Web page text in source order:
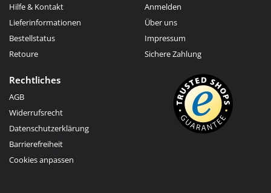
Hilfe & Kontakt
Lieferinformationen
Bestellstatus
Retoure
Anmelden
Über uns
Impressum
Sichere Zahlung
Rechtliches
AGB
Widerrufsrecht
Datenschutzerklärung
Barrierefreiheit
Cookies anpassen